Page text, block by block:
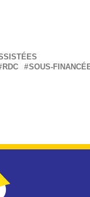
RDC SOUS-